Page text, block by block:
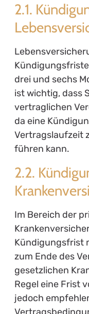
2.1.
drei und sechs
ist wichtig, dass
vertraglichen
da eine
Vertragslaufzeit
führen kann.
2.2.
Im Bereich der
Kündigungsfrist
zum Ende des
gesetzlichen
Regel eine Frist
jedoch